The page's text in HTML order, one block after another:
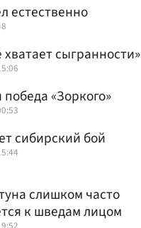
естественно
сыгранности»
«Зоркого»
сибирский бой
слишком часто
к шведам лицом